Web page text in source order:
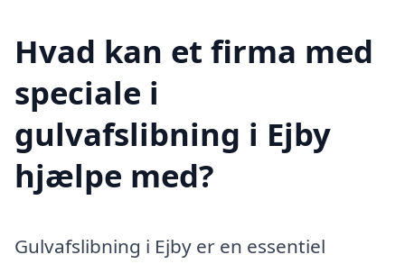
Hvad kan et firma med
speciale i
gulvafslibning i Ejby
hjælpe med?
Gulvafslibning i Ejby er en essentiel